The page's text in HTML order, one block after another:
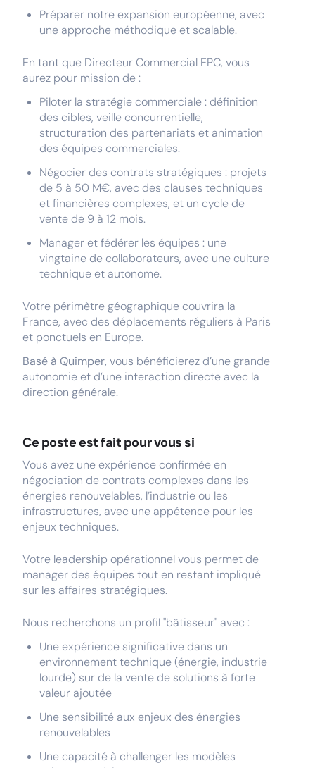
Préparer notre expansion européenne, avec
une approche méthodique et scalable.
En tant que Directeur Commercial EPC, vous
aurez pour mission de :
Piloter la stratégie commerciale : définition
des cibles, veille concurrentielle,
structuration des partenariats et animation
des équipes commerciales.
Négocier des contrats stratégiques : projets
de 5 à 50 M€, avec des clauses techniques
et financières complexes, et un cycle de
vente de 9 à 12 mois.
Manager et fédérer les équipes : une
vingtaine de collaborateurs, avec une culture
technique et autonome.
Votre périmètre géographique couvrira la
France, avec des déplacements réguliers à Paris
et ponctuels en Europe.
Basé à Quimper, vous bénéficierez d’une grande
autonomie et d’une interaction directe avec la
direction générale.
Ce poste est fait pour vous si
Vous avez une expérience confirmée en
négociation de contrats complexes dans les
énergies renouvelables, l’industrie ou les
infrastructures, avec une appétence pour les
enjeux techniques.
Votre leadership opérationnel vous permet de
manager des équipes tout en restant impliqué
sur les affaires stratégiques.
Nous recherchons un profil "bâtisseur" avec :
Une expérience significative dans un
environnement technique (énergie, industrie
lourde) sur de la vente de solutions à forte
valeur ajoutée
Une sensibilité aux enjeux des énergies
renouvelables
Une capacité à challenger les modèles